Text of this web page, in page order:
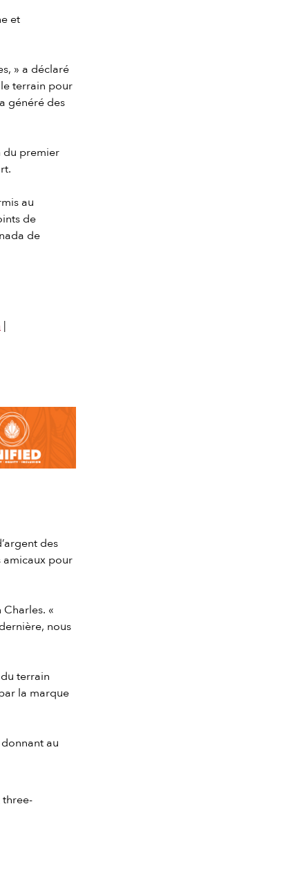
et
» a déclaré
le terrain pour
généré des
du premier
au
de
de
|
des
amicaux pour
«
nous
terrain
la marque
au
three-